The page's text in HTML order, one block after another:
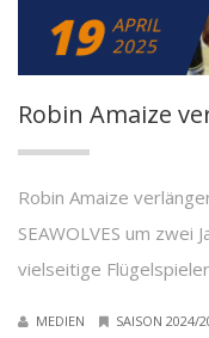
19 APRIL
2025
Robin Amaize
Robin Amaize
SEAWOLVES um zwei
vielseitige
MEDIEN SAISON 2024/